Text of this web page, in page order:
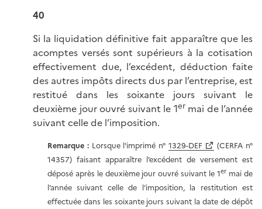
40
Si la liquidation définitive fait apparaître que les
acomptes versés sont supérieurs à la cotisation
effectivement due, l’excédent, déduction faite
des autres impôts directs dus par l’entreprise, est
restitué dans les soixante jours suivant le
deuxième jour ouvré suivant le 1ermai de l’année
suivant celle de l’imposition.
Remarque :Lorsque l'imprimé n°1329-DEF
(CERFA n°
14357) faisant apparaître l’excédent de versement est
déposé après le deuxième jour ouvré suivant le 1er mai de
l’année suivant celle de l’imposition, la restitution est
effectuée dans les soixante jours suivant la date de dépôt